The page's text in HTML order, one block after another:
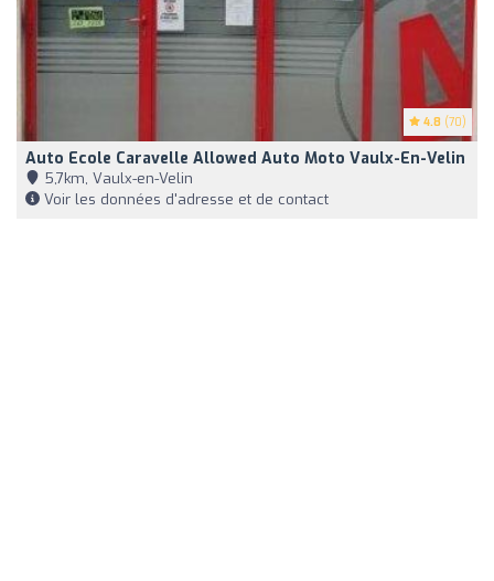
4.8 (70)
Auto Ecole Caravelle Allowed Auto Moto Vaulx-En-Velin
5,7km, Vaulx-en-Velin
Voir les données d'adresse et de contact